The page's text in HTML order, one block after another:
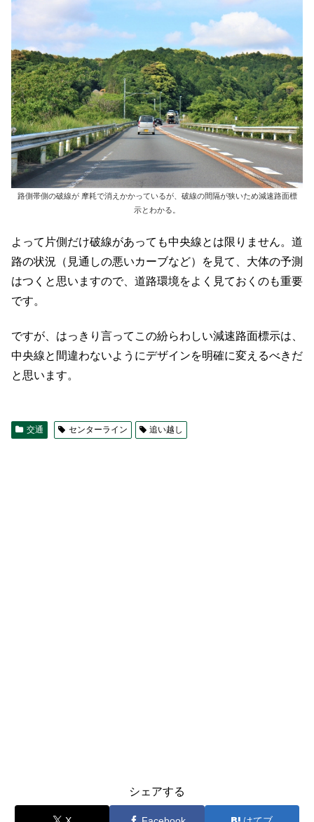
路側帯側の破線が 摩耗で消えかかっているが、破線の間隔が狭いため減速路面標
示とわかる。
よって片側だけ破線があっても中央線とは限りません。道
路の状況（見通しの悪いカーブなど）を見て、大体の予測
はつくと思いますので、道路環境をよく見ておくのも重要
です。
ですが、はっきり言ってこの紛らわしい減速路面標示は、
中央線と間違わないようにデザインを明確に変えるべきだ
と思います。
交通 センターライン 追い越し
シェアする